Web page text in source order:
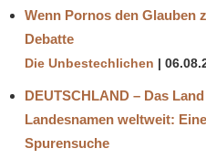
Wenn Pornos den Glauben
Debatte
Die Unbestechlichen
DEUTSCHLAND – Das
Landesnamen weltweit:
Spurensuche